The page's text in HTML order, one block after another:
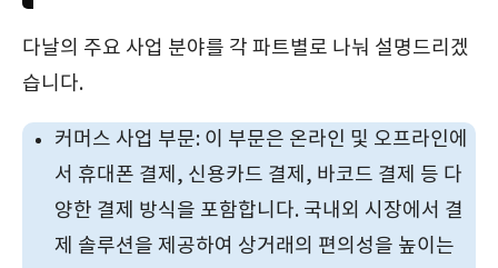
다날의 주요 사업 분야를 각 파트별로 나눠 설명드리겠
습니다.
커머스 사업 부문: 이 부문은 온라인 및 오프라인에
서 휴대폰 결제, 신용카드 결제, 바코드 결제 등 다
양한 결제 방식을 포함합니다. 국내외 시장에서 결
제 솔루션을 제공하여 상거래의 편의성을 높이는